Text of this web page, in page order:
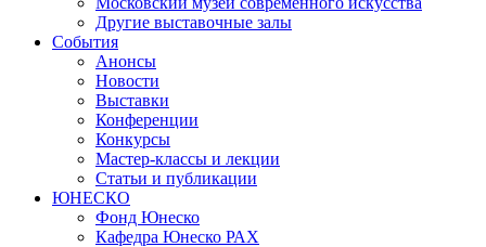
Другие выставочные залы
События
Анонсы
Новости
Выставки
Конференции
Конкурсы
Мастер-классы и лекции
Статьи и публикации
ЮНЕСКО
Фонд Юнеско
Кафедра Юнеско РАХ